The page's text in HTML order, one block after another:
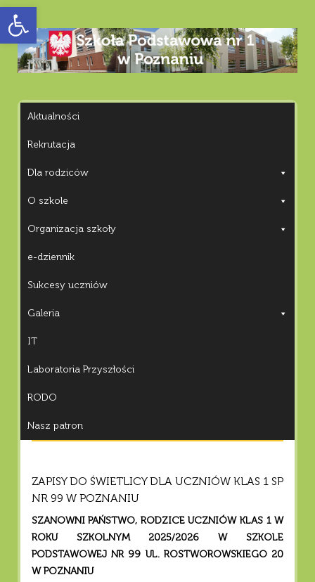
Otwórz pasek narzędzi
Aktualności
Rekrutacja
Dla rodziców
O szkole
Organizacja szkoły
e-dziennik
Sukcesy uczniów
Galeria
IT
Laboratoria Przyszłości
RODO
Nasz patron
ZAPISY DO ŚWIETLICY DLA UCZNIÓW KLAS 1 SP
NR 99 W POZNANIU
SZANOWNI PAŃSTWO, RODZICE UCZNIÓW KLAS 1 W
ROKU SZKOLNYM 2025/2026 W SZKOLE
PODSTAWOWEJ NR 99 UL. ROSTWOROWSKIEGO 20
W POZNANIU